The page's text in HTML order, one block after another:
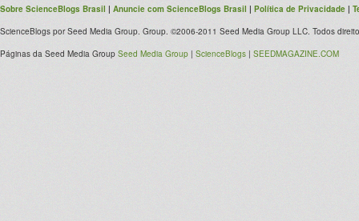
Sobre ScienceBlogs Brasil | Anuncie com ScienceBlogs Brasil | Política de Privacidade |
ScienceBlogs por Seed Media Group. Group. ©2006-2011 Seed Media Group LLC. Todos
Páginas da Seed Media Group Seed Media Group | ScienceBlogs | SEEDMAGAZINE.COM